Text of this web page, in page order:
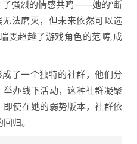
了强烈的情感共鸣——她的“断
法磨灭，但未来依然可以选
雯超越了游戏角色的范畴,成
了一个独特的社群，他们分
办线下活动，这种社群凝聚
使在她的弱势版本，社群依
归。